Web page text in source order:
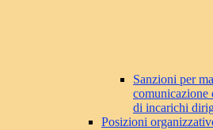
Sanzioni per
comunicazione
di incarichi
Posizioni